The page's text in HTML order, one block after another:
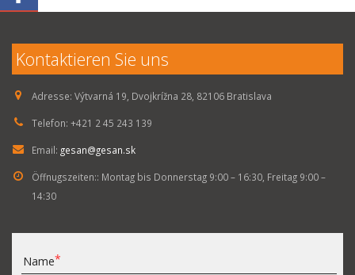
Kontaktieren Sie uns
Adresse: Výtvarná 19, Dvojkrížna 28, 82106 Bratislava
Telefon: +421 2 45 243 139
Email: gesan@gesan.sk
Öffnugszeiten:: Montag bis Donnerstag 9:00 – 16:30, Freitag 9:00 –
14:30
Name